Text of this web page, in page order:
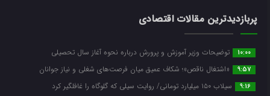
پربازدیدترین مقالات اقتصادی
10:00 توضیحات وزیر آموزش و پرورش درباره نحوه آغاز سال تحصیلی
9:57 «اشتغال ناقص»؛ شکاف عمیق میان فرصت‌های شغلی و نیاز جوانان
9:16 سیلاب ۱۵۰ میلیارد تومانی/ روایت سیلی که گلوگاه را غافلگیر کرد